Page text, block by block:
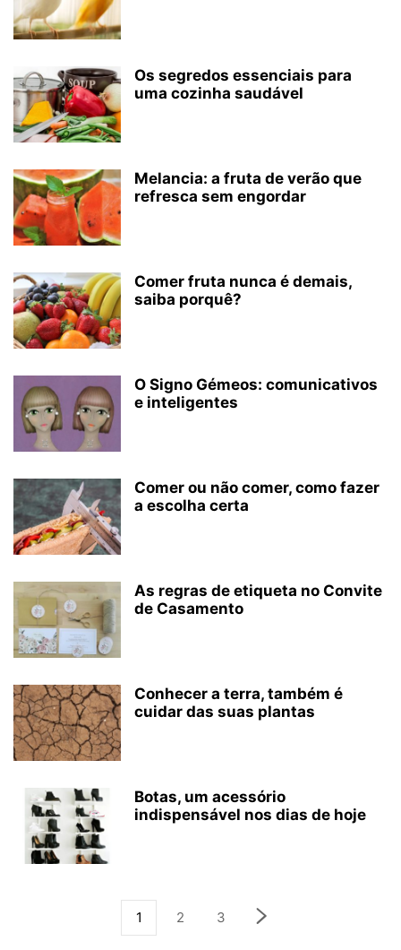
Os segredos essenciais para
uma cozinha saudável
Melancia: a fruta de verão que
refresca sem engordar
Comer fruta nunca é demais,
saiba porquê?
O Signo Gémeos: comunicativos
e inteligentes
Comer ou não comer, como fazer
a escolha certa
As regras de etiqueta no Convite
de Casamento
Conhecer a terra, também é
cuidar das suas plantas
Botas, um acessório
indispensável nos dias de hoje
1 2 3